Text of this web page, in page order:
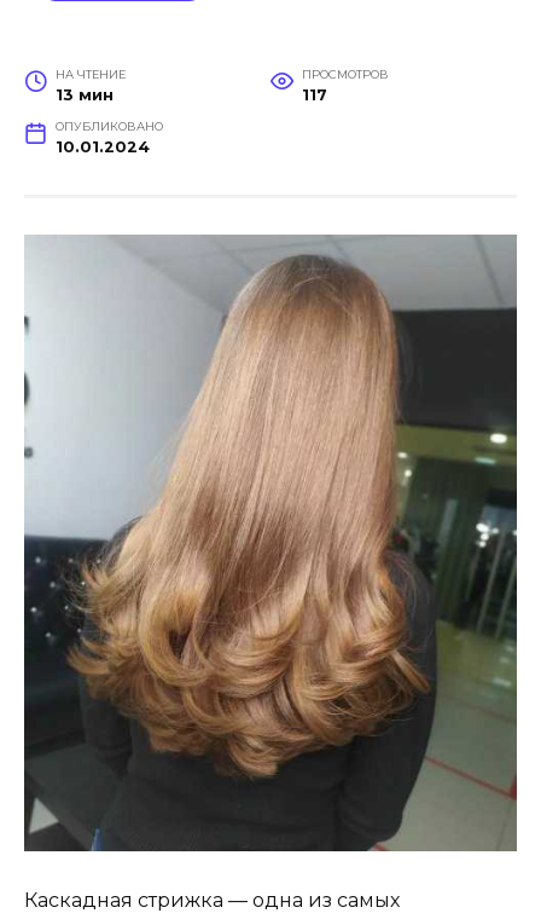
НА ЧТЕНИЕ
13 мин
ПРОСМОТРОВ
117
ОПУБЛИКОВАНО
10.01.2024
Каскадная стрижка — одна из самых